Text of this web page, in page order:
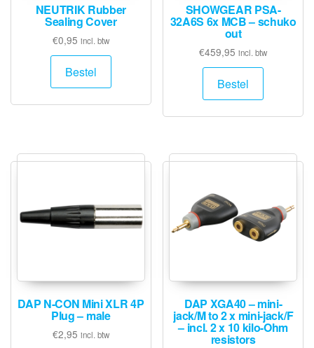
NEUTRIK Rubber
Sealing Cover
€0,95 incl. btw
Bestel
SHOWGEAR PSA-
32A6S 6x MCB – schuko
out
€459,95 incl. btw
Bestel
DAP N-CON Mini XLR 4P
Plug – male
€2,95 incl. btw
DAP XGA40 – mini-
jack/M to 2 x mini-jack/F
– incl. 2 x 10 kilo-Ohm
resistors